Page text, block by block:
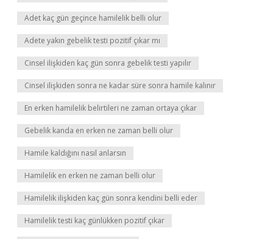
Adet kaç gün geçince hamilelik belli olur
Adete yakın gebelik testi pozitif çıkar mı
Cinsel ilişkiden kaç gün sonra gebelik testi yapılır
Cinsel ilişkiden sonra ne kadar süre sonra hamile kalınır
En erken hamilelik belirtileri ne zaman ortaya çıkar
Gebelik kanda en erken ne zaman belli olur
Hamile kaldığını nasıl anlarsın
Hamilelik en erken ne zaman belli olur
Hamilelik ilişkiden kaç gün sonra kendini belli eder
Hamilelik testi kaç günlükken pozitif çıkar